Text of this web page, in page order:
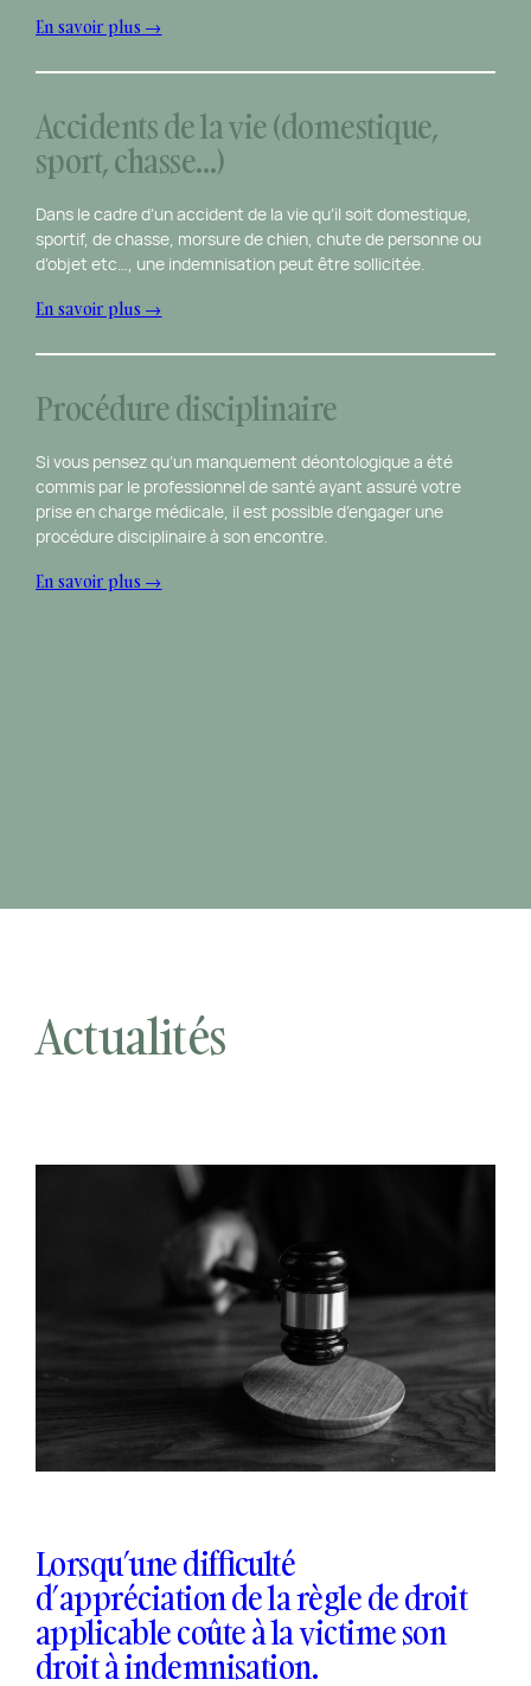
En savoir plus →
Accidents de la vie (domestique,
sport, chasse…)
Dans le cadre d’un accident de la vie qu’il soit domestique,
sportif, de chasse, morsure de chien, chute de personne ou
d’objet etc…, une indemnisation peut être sollicitée.
En savoir plus →
Procédure disciplinaire
Si vous pensez qu’un manquement déontologique a été
commis par le professionnel de santé ayant assuré votre
prise en charge médicale, il est possible d’engager une
procédure disciplinaire à son encontre.
En savoir plus →
Actualités
Lorsqu’une difficulté
d’appréciation de la règle de droit
applicable coûte à la victime son
droit à indemnisation.